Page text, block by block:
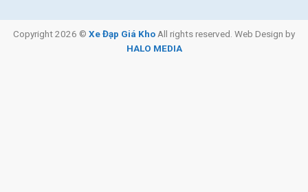
Copyright 2026 © Xe Đạp Giá KhoAll rights reserved. Web Design by
HALO MEDIA